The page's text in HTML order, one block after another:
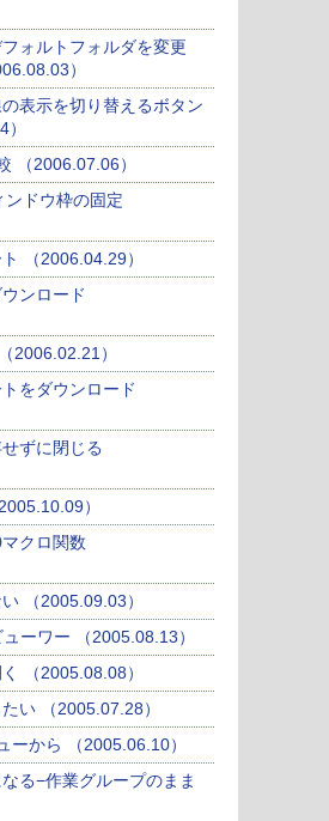
ォルトフォルダを変更
）
表示を切り替えるボタン
（2006.07.06）
ドウ枠の固定
（2006.04.29）
ンロード
2006.02.21）
をダウンロード
ずに閉じる
）
クロ関数
（2005.09.03）
ーワー （2005.08.13）
（2005.08.08）
い （2005.07.28）
ーから （2005.06.10）
る−作業グループのまま